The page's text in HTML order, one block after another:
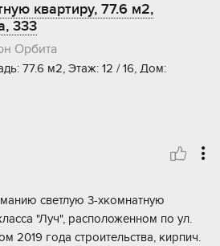
квартиру, 77.6 м2,
333
Орбита
77.6 м2, Этаж: 12 / 16, Дом:
светлую 3-хкомнатную
"Луч", расположенном по ул.
2019 года строительства, кирпич.